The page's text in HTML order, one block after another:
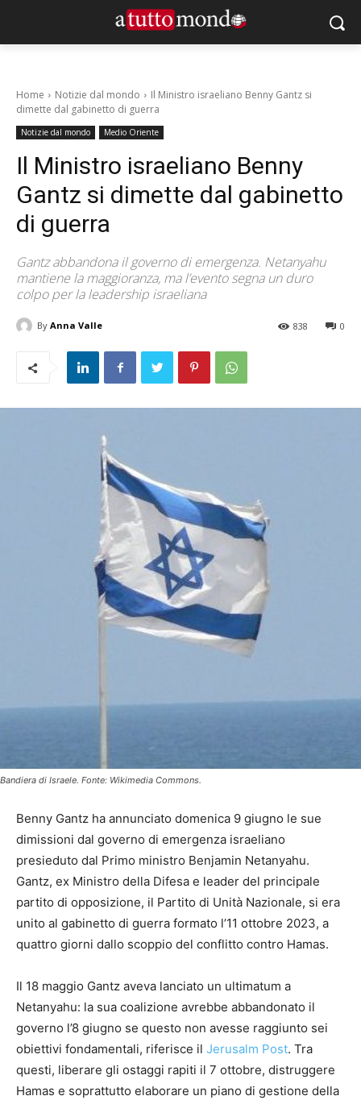
Home Notizie dal mondo
Il Ministro israeliano Benny Gantz si
dimette dal gabinetto di guerra
Notizie dal mondo Medio Oriente
Il Ministro israeliano Benny
Gantz si dimette dal gabinetto
di guerra
Gantz abbandona il governo di emergenza. Netanyahu
mantiene la maggioranza, ma l’evento segna un duro
colpo per la leadership israeliana
By Anna Valle 0
838
Bandiera di Israele. Fonte: Wikimedia Commons.
Benny Gantz ha annunciato domenica 9 giugno le sue
dimissioni dal governo di emergenza israeliano
presieduto dal Primo ministro Benjamin Netanyahu.
Gantz, ex Ministro della Difesa e leader del principale
partito di opposizione, il Partito di Unità Nazionale, si era
unito al gabinetto di guerra formato l’11 ottobre 2023, a
quattro giorni dallo scoppio del conflitto contro Hamas.
Il 18 maggio Gantz aveva lanciato un ultimatum a
Netanyahu: la sua coalizione avrebbe abbandonato il
governo l’8 giugno se questo non avesse raggiunto sei
obiettivi fondamentali, riferisce il Jerusalm Post. Tra
questi, liberare gli ostaggi rapiti il 7 ottobre, distruggere
Hamas e soprattutto elaborare un piano di gestione della